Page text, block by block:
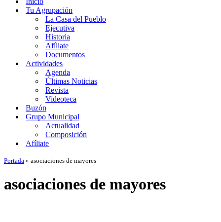
Tu Agrupación
La Casa del Pueblo
Ejecutiva
Historia
Afíliate
Documentos
Actividades
Agenda
Últimas Noticias
Revista
Videoteca
Buzón
Grupo Municipal
Actualidad
Composición
Afíliate
Portada » asociaciones de mayores
asociaciones de mayores